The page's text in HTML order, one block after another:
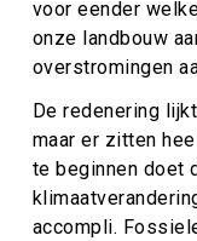
voor eender
onze landbouw
overstromingen
De redenering
maar er zitten
te beginnen doet
accompli.